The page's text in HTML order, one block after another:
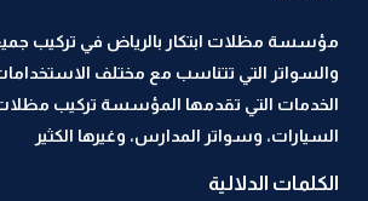
مؤسسة مظلات ابتكار بالرياض في تركيب
والسواتر التي تتناسب مع مختلف
الخدمات التي تقدمها المؤسسة تركيب
السيارات، وسواتر المدارس، وغيرها الكثير
الكلمات الدلالية